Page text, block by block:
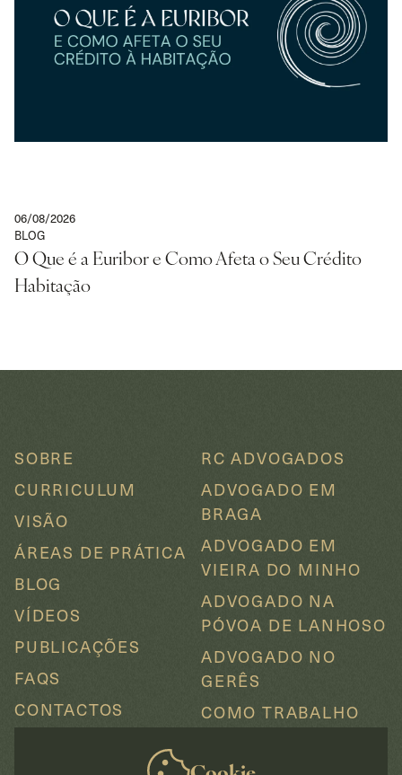
06/08/2026
BLOG
O Que é a Euribor e Como Afeta o Seu Crédito
Habitação
SOBRE
CURRICULUM
VISÃO
ÁREAS DE PRÁTICA
BLOG
VÍDEOS
PUBLICAÇÕES
FAQS
CONTACTOS
RC ADVOGADOS
ADVOGADO EM
BRAGA
ADVOGADO EM
VIEIRA DO MINHO
ADVOGADO NA
PÓVOA DE LANHOSO
ADVOGADO NO
GERÊS
COMO TRABALHO